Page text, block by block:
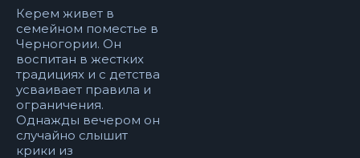
Керем живет в
семейном поместье в
Черногории. Он
воспитан в жестких
традициях и с детства
усваивает правила и
ограничения.
Однажды вечером он
случайно слышит
крики из